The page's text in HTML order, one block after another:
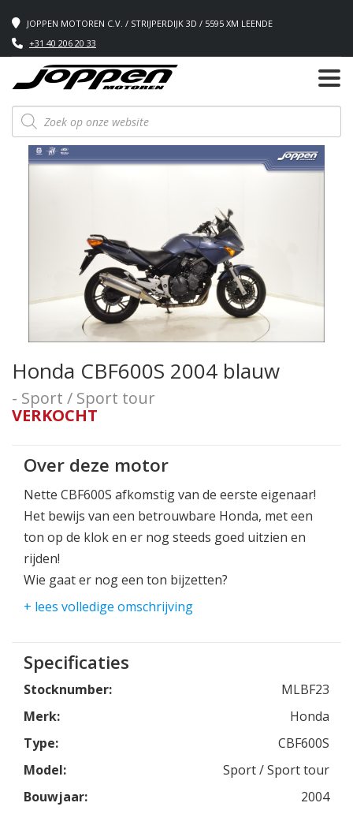
JOPPEN MOTOREN C.V. / STRIJPERDIJK 3D / 5595 XM LEENDE
+31 40 206 20 33
Producten
zoeken
Honda CBF600S 2004 blauw
- Sport / Sport tour
VERKOCHT
Over deze motor
Nette CBF600S afkomstig van de eerste eigenaar!
Het bewijs van een betrouwbare Honda, met een
ton op de klok en er nog steeds goed uitzien en
rijden!
Wie gaat er nog een ton bijzetten?
Compleet origineel uitgevoerd.
+ lees volledige omschrijving
Specificaties
Stocknumber:
MLBF23
Merk:
Honda
Type:
CBF600S
Model:
Sport / Sport tour
Bouwjaar:
2004